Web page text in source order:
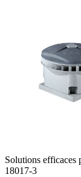
Solutions efficaces
18017-3